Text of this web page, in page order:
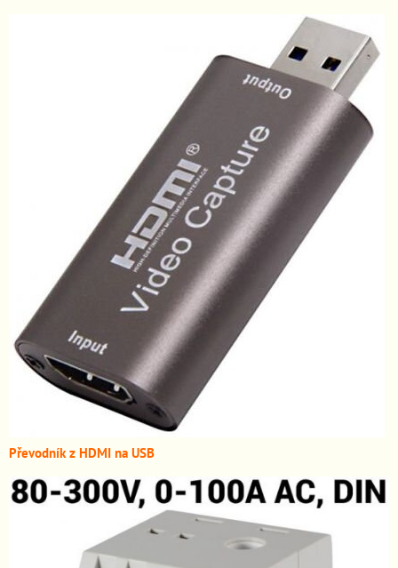
Převodník z HDMI na USB